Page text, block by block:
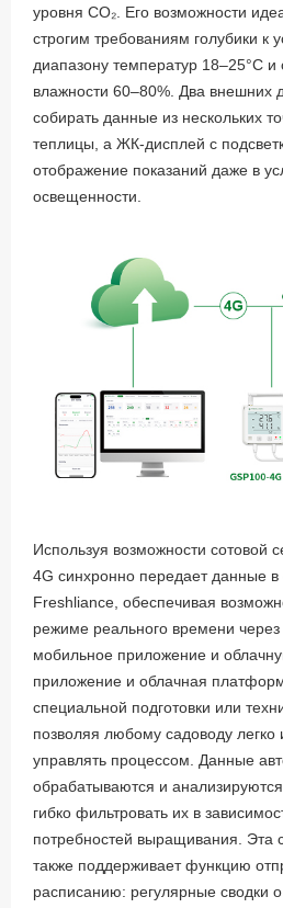
уровня CO₂. Его возможности
строгим требованиям голубики к
диапазону температур 18–25°C и
влажности 60–80%. Два внешних
собирать данные из нескольких
теплицы, а ЖК-дисплей с
отображение показаний даже в
освещенности.
Используя возможности сотовой
4G синхронно передает данные
Freshliance, обеспечивая
режиме реального времени
мобильное приложение и
приложение и облачная
специальной подготовки или
позволяя любому садоводу
управлять процессом. Данные
обрабатываются и
гибко фильтровать их в
потребностей выращивания. Эта
также поддерживает функцию
расписанию: регулярные сводки